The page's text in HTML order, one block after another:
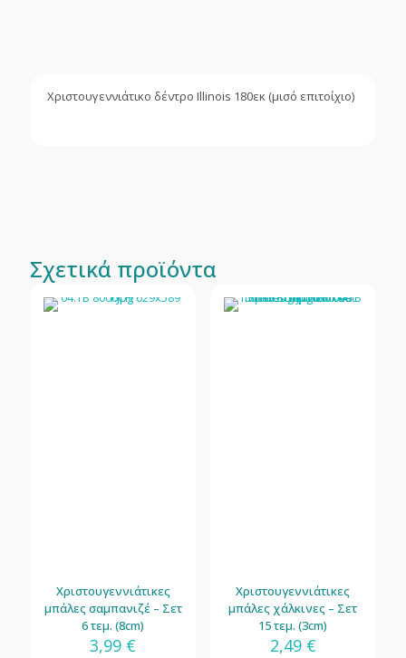
Χριστουγεννιάτικο δέντρο Illinois 180εκ (μισό επιτοίχιο)
Σχετικά προϊόντα
Χριστουγεννιάτικες
μπάλες σαμπανιζέ – Σετ
6 τεμ. (8cm)
3,99 €
Χριστουγεννιάτικες
μπάλες χάλκινες – Σετ
15 τεμ. (3cm)
2,49 €